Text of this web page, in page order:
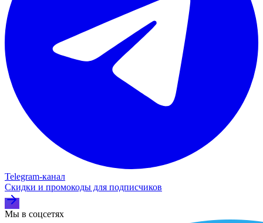
Telegram‑канал
Скидки и промокоды для подписчиков
Мы в соцсетях